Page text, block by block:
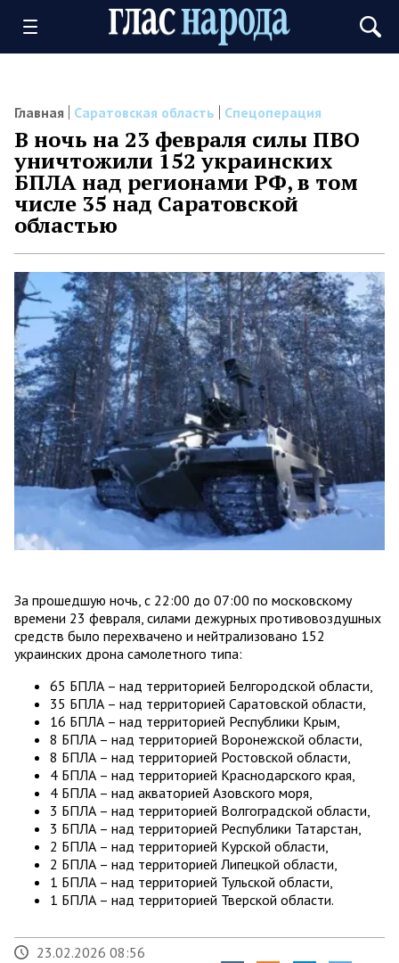
Главная Саратовская область Спецоперация
В ночь на 23 февраля силы ПВО
уничтожили 152 украинских
БПЛА над регионами РФ, в том
числе 35 над Саратовской
областью
За прошедшую ночь, с 22:00 до 07:00 по московскому
времени 23 февраля, силами дежурных противовоздушных
средств было перехвачено и нейтрализовано 152
украинских дрона самолетного типа:
65 БПЛА – над территорией Белгородской области,
35 БПЛА – над территорией Саратовской области,
16 БПЛА – над территорией Республики Крым,
8 БПЛА – над территорией Воронежской области,
8 БПЛА – над территорией Ростовской области,
4 БПЛА – над территорией Краснодарского края,
4 БПЛА – над акваторией Азовского моря,
3 БПЛА – над территорией Волгоградской области,
3 БПЛА – над территорией Республики Татарстан,
2 БПЛА – над территорией Курской области,
2 БПЛА – над территорией Липецкой области,
1 БПЛА – над территорией Тульской области,
1 БПЛА – над территорией Тверской области.
23.02.2026 08:56